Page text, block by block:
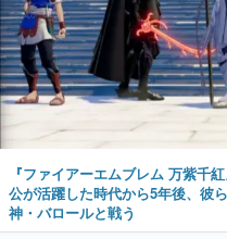
『ファイアーエムブレム 万紫千
公が活躍した時代から5年後、彼
神・バロールと戦う